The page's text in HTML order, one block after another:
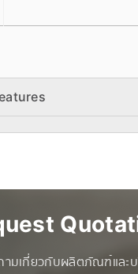
ามเกี่ยวกับผลิตภัณฑ์และ